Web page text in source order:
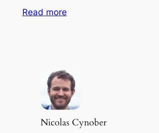
Read more
Nicolas Cynober